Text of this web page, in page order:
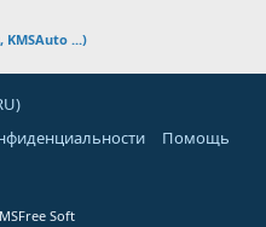
KMSAuto ...)
Помощь
Soft